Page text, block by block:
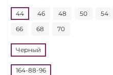
44 46 48 50 54
66 68 70
Черный
164-88-96